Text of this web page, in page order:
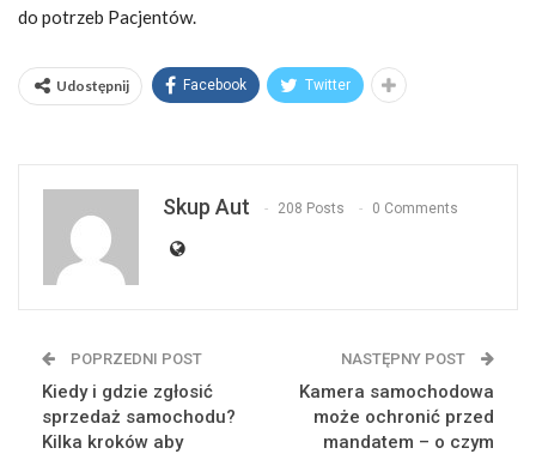
do potrzeb Pacjentów.
Udostępnij Facebook Twitter
Skup Aut 208 Posts 0 Comments
POPRZEDNI POST
Kiedy i gdzie zgłosić
sprzedaż samochodu?
Kilka kroków aby
NASTĘPNY POST
Kamera samochodowa
może ochronić przed
mandatem – o czym